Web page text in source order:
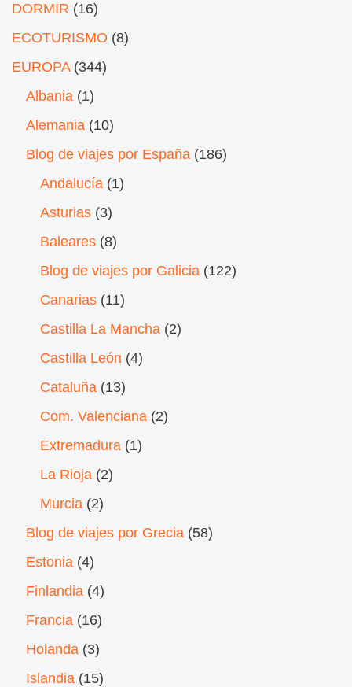
DORMIR (16)
ECOTURISMO (8)
EUROPA(344)
Albania (1)
Alemania (10)
Blog de viajes por España (186)
Andalucía (1)
Asturias (3)
Baleares (8)
Blog de viajes por Galicia (122)
Canarias (11)
Castilla La Mancha (2)
Castilla León (4)
Cataluña (13)
Com. Valenciana (2)
Extremadura (1)
La Rioja (2)
Murcia (2)
Blog de viajes por Grecia (58)
Estonia (4)
Finlandia (4)
Francia (16)
Holanda (3)
Islandia (15)